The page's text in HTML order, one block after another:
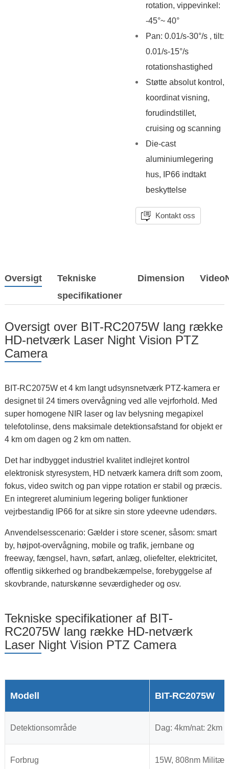
rotation, vippevinkel:
-45°~ 40°
Pan: 0.01/s-30°/s , tilt:
0.01/s-15°/s
rotationshastighed
Støtte absolut kontrol,
koordinat visning,
forudindstillet,
cruising og scanning
Die-cast
aluminiumlegering
hus, IP66 indtakt
beskyttelse
Kontakt oss
Oversigt
Tekniske
specifikationer
Dimension
Oversigt over BIT-RC2075W lang række
HD-netværk Laser Night Vision PTZ
Camera
BIT-RC2075W et 4 km langt udsynsnetværk PTZ-kamera er
designet til 24 timers overvågning ved alle vejrforhold. Med
super homogene NIR laser og lav belysning megapixel
telefotolinse, dens maksimale detektionsafstand for objekt er
4 km om dagen og 2 km om natten.
Det har indbygget industriel kvalitet indlejret kontrol
elektronisk styresystem, HD netværk kamera drift som zoom,
fokus, video switch og pan vippe rotation er stabil og præcis.
En integreret aluminium legering boliger funktioner
vejrbestandig IP66 for at sikre sin store ydeevne udendørs.
Anvendelsesscenario: Gælder i store scener, såsom: smart
by, højpot-overvågning, mobile og trafik, jernbane og
freeway, fængsel, havn, søfart, anlæg, oliefelter, elektricitet,
offentlig sikkerhed og brandbekæmpelse, forebyggelse af
skovbrande, naturskønne seværdigheder og osv.
Tekniske specifikationer af BIT-
RC2075W lang række HD-netværk
Laser Night Vision PTZ Camera
Modell BIT-RC2075W
Detektionsområde Dag: 4km/nat: 2km
Forbrug 15W, 808nm Militær